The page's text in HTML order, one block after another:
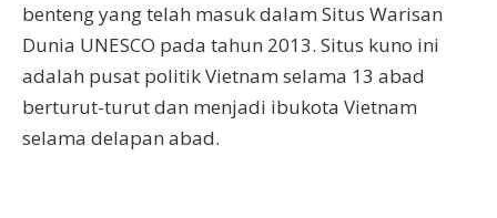
benteng yang telah masuk dalam Situs Warisan
Dunia UNESCO pada tahun 2013. Situs kuno ini
adalah pusat politik Vietnam selama 13 abad
berturut-turut dan menjadi ibukota Vietnam
selama delapan abad.